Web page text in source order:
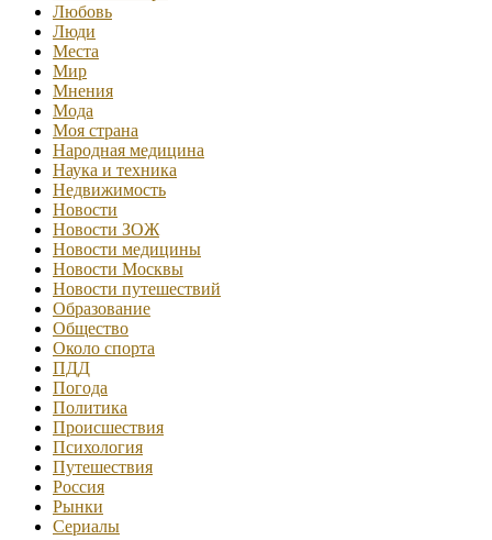
Любовь
Люди
Места
Мир
Мнения
Мода
Моя страна
Народная медицина
Наука и техника
Недвижимость
Новости
Новости ЗОЖ
Новости медицины
Новости Москвы
Новости путешествий
Образование
Общество
Около спорта
ПДД
Погода
Политика
Происшествия
Психология
Путешествия
Россия
Рынки
Сериалы